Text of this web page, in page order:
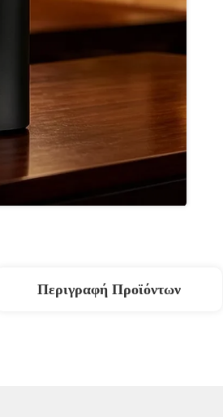
Περιγραφή Προϊόντων